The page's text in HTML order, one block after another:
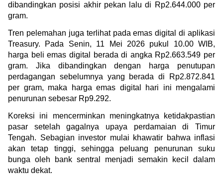
dibandingkan posisi akhir pekan lalu di Rp2.644.000 per
gram.
Tren pelemahan juga terlihat pada emas digital di aplikasi
Treasury. Pada Senin, 11 Mei 2026 pukul 10.00 WIB,
harga beli emas digital berada di angka Rp2.663.549 per
gram. Jika dibandingkan dengan harga penutupan
perdagangan sebelumnya yang berada di Rp2.872.841
per gram, maka harga emas digital hari ini mengalami
penurunan sebesar Rp9.292.
Koreksi ini mencerminkan meningkatnya ketidakpastian
pasar setelah gagalnya upaya perdamaian di Timur
Tengah. Sebagian investor mulai khawatir bahwa inflasi
akan tetap tinggi, sehingga peluang penurunan suku
bunga oleh bank sentral menjadi semakin kecil dalam
waktu dekat.